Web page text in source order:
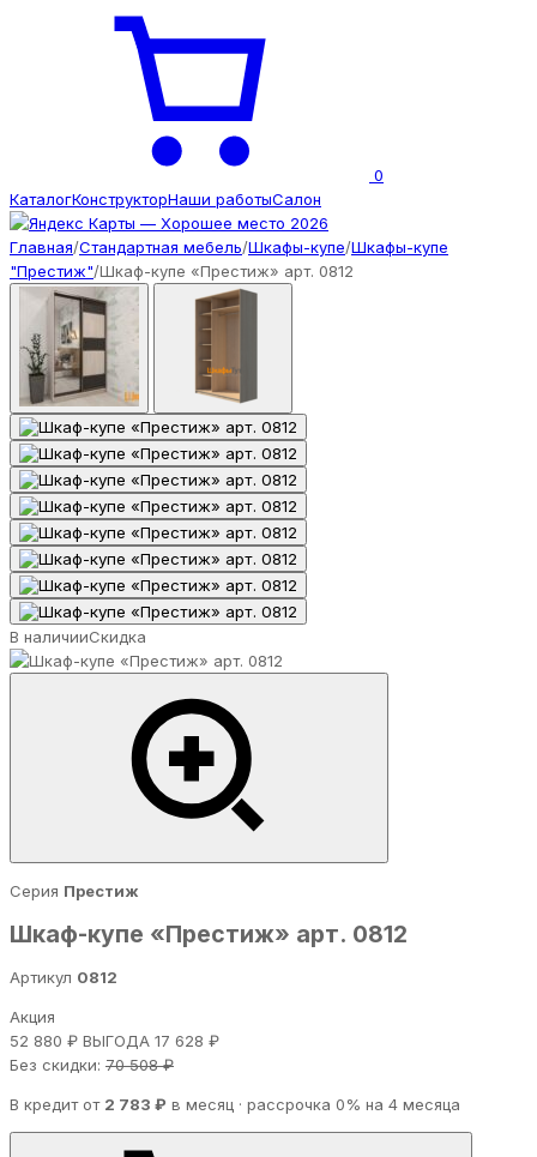
0
КаталогКонструкторНаши работыСалон
Главная/Стандартная мебель/Шкафы-купе/Шкафы-купе
"Престиж"/Шкаф-купе «Престиж» арт. 0812
В наличииСкидка
Серия Престиж
Шкаф-купе «Престиж» арт. 0812
Артикул 0812
Акция
52 880 ₽ ВЫГОДА 17 628 ₽
Без скидки: 70 508 ₽
В кредит от 2 783 ₽ в месяц · рассрочка 0% на 4 месяца